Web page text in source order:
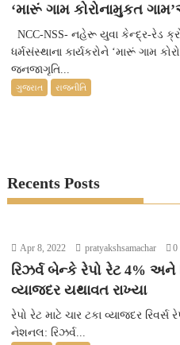
‘મારૂં ગામ કોરોનામુકત
NCC-NSS- નહેરૂ યુવા કેન્દ્ર-રેડ
ધર્મસંસ્થાના કાર્યકરોને ‘મારૂં ગામ
જનજાગૃતિ...
ગુજરાત રાજનીતિ
Recents Posts
Apr 8, 2022 pratyakshsamachar 0
રિઝર્વ બેન્કે રેપો રેટ 4% અને
વ્યાજદર યથાવત રાખ્યા
રેપો રેટ માટે ચાર ટકા વ્યાજદર રિવર્સ
નેશનલ: રિઝર્વ...